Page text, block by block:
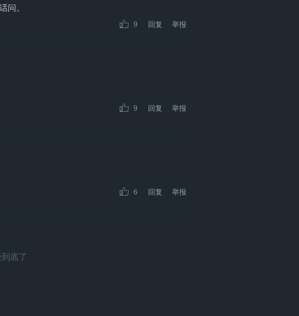
问。
9 回复 举报
9 回复 举报
6 回复 举报
底了